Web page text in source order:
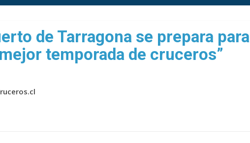
de Tarragona se prepara para
temporada de cruceros”